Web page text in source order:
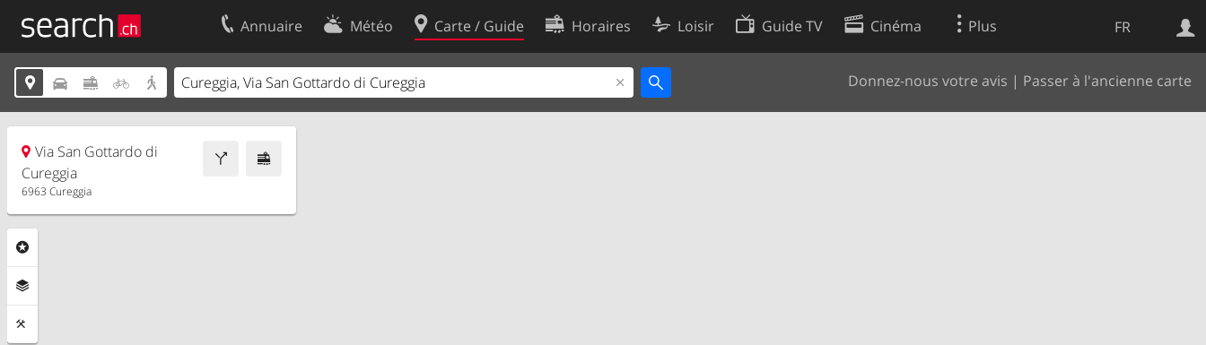
FR
Annuaire Météo Carte / Guide Horaires Loisir Guide TV Cinéma Plus
     Donnez-nous votre avis | Passer à l'ancienne carte
Via San Gottardo di
Cureggia
6963 Cureggia
Web
Votre inscription
Centre clients
Mentions Légales
Contact
Conditions d’utilisation
Politique en matière de cookies
Préférences de cookies